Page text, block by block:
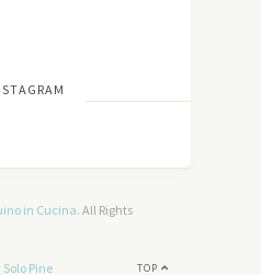
id=”2″]
in Cucina. All Rights
TOP
Solo Pine